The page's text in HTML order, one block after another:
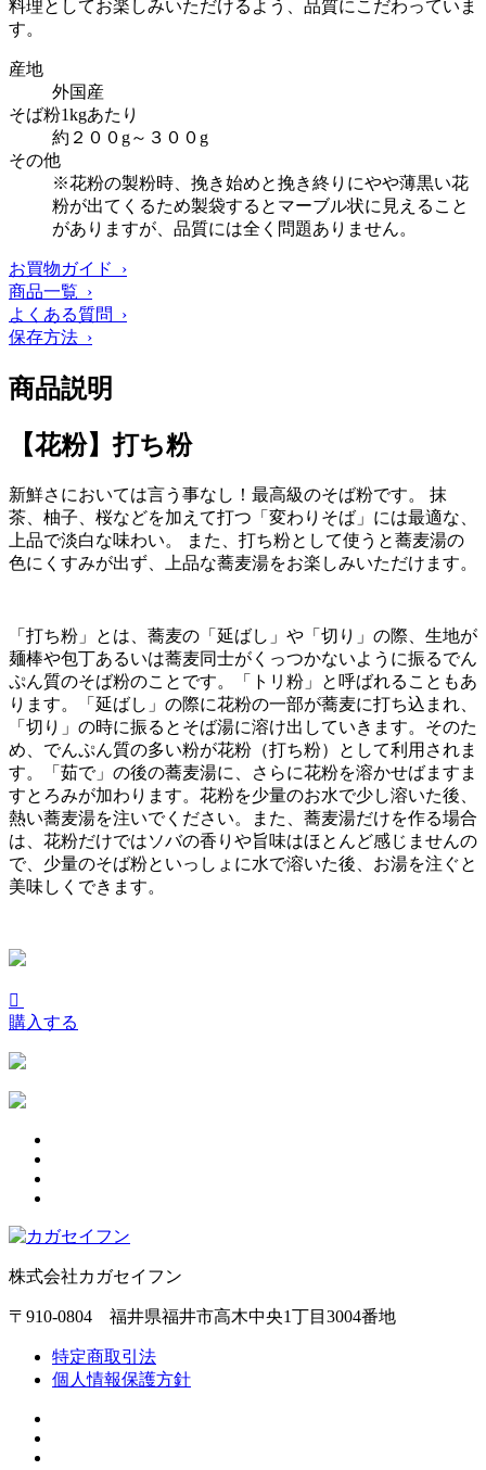
料理としてお楽しみいただけるよう、品質にこだわっていま
す。
産地
外国産
そば粉1kgあたり
約２００g～３００g
その他
※花粉の製粉時、挽き始めと挽き終りにやや薄黒い花
粉が出てくるため製袋するとマーブル状に見えること
がありますが、品質には全く問題ありません。
お買物ガイド ›
商品一覧 ›
よくある質問 ›
保存方法 ›
商品説明
【花粉】打ち粉
新鮮さにおいては言う事なし！最高級のそば粉です。 抹
茶、柚子、桜などを加えて打つ「変わりそば」には最適な、
上品で淡白な味わい。 また、打ち粉として使うと蕎麦湯の
色にくすみが出ず、上品な蕎麦湯をお楽しみいただけます。
「打ち粉」とは、蕎麦の「延ばし」や「切り」の際、生地が
麺棒や包丁あるいは蕎麦同士がくっつかないように振るでん
ぷん質のそば粉のことです。「トリ粉」と呼ばれることもあ
ります。「延ばし」の際に花粉の一部が蕎麦に打ち込まれ、
「切り」の時に振るとそば湯に溶け出していきます。そのた
め、でんぷん質の多い粉が花粉（打ち粉）として利用されま
す。「茹で」の後の蕎麦湯に、さらに花粉を溶かせばますま
すとろみが加わります。花粉を少量のお水で少し溶いた後、
熱い蕎麦湯を注いでください。また、蕎麦湯だけを作る場合
は、花粉だけではソバの香りや旨味はほとんど感じませんの
で、少量のそば粉といっしょに水で溶いた後、お湯を注ぐと
美味しくできます。

購入する
株式会社カガセイフン
〒910-0804 福井県福井市高木中央1丁目3004番地
特定商取引法
個人情報保護方針